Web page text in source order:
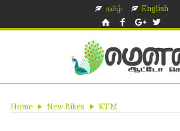
தமிழ் English
Home New Bikes KTM